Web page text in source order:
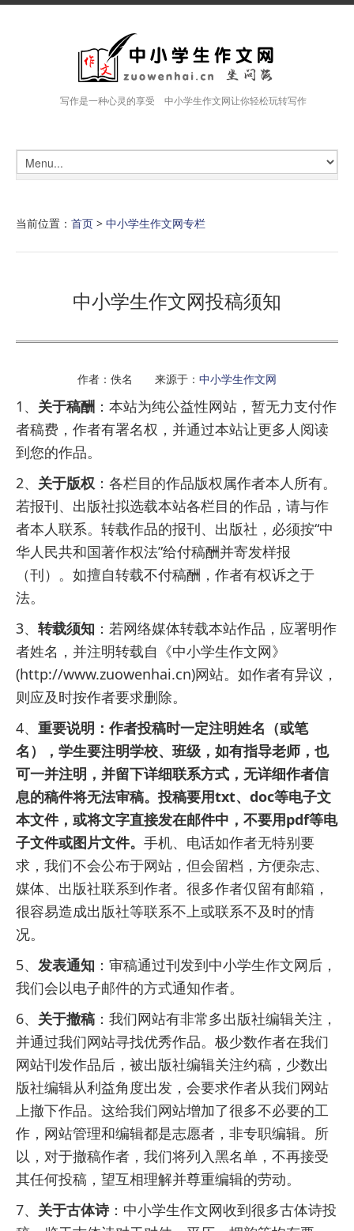
写作是一种心灵的享受 中小学生作文网让你轻松玩转写作
当前位置： 首页 > 中小学生作文网专栏
中小学生作文网投稿须知
作者：佚名 来源于： 中小学生作文网
1、 关于稿酬 ：本站为纯公益性网站，暂无力支付作
者稿费，作者有署名权，并通过本站让更多人阅读
到您的作品。
2、 关于版权 ：各栏目的作品版权属作者本人所有。
若报刊、出版社拟选载本站各栏目的作品，请与作
者本人联系。转载作品的报刊、出版社，必须按“中
华人民共和国著作权法”给付稿酬并寄发样报
（刊）。如擅自转载不付稿酬，作者有权诉之于
法。
3、 转载须知 ：若网络媒体转载本站作品，应署明作
者姓名，并注明转载自《中小学生作文网》
(http://www.zuowenhai.cn)网站。如作者有异议，
则应及时按作者要求删除。
4、 重要说明：作者投稿时一定注明姓名（或笔
名），学生要注明学校、班级，如有指导老师，也
可一并注明，并留下详细联系方式，无详细作者信
息的稿件将无法审稿。投稿要用txt、doc等电子文
本文件，或将文字直接发在邮件中，不要用pdf等电
子文件或图片文件。 手机、电话如作者无特别要
求，我们不会公布于网站，但会留档，方便杂志、
媒体、出版社联系到作者。很多作者仅留有邮箱，
很容易造成出版社等联系不上或联系不及时的情
况。
5、 发表通知 ：审稿通过刊发到中小学生作文网后，
我们会以电子邮件的方式通知作者。
6、 关于撤稿 ：我们网站有非常多出版社编辑关注，
并通过我们网站寻找优秀作品。极少数作者在我们
网站刊发作品后，被出版社编辑关注约稿，少数出
版社编辑从利益角度出发，会要求作者从我们网站
上撤下作品。这给我们网站增加了很多不必要的工
作，网站管理和编辑都是志愿者，非专职编辑。所
以，对于撤稿作者，我们将列入黑名单，不再接受
其任何投稿，望互相理解并尊重编辑的劳动。
7、 关于古体诗：中小学生作文网收到很多古体诗投